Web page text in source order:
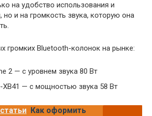
на удобство использования и
но и на громкость звука, которую она
громких Bluetooth-колонок на рынке:
2 — с уровнем звука 80 Вт
XB41 — с мощностью звука 58 Вт
Как оформить